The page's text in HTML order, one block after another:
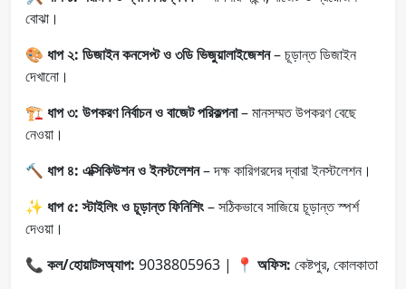
বোঝা।
🎨 ধাপ ২: ডিজাইন কনসেপ্ট ও ৩ডি ভিজুয়ালাইজেশন– চূড়ান্ত ডিজাইন
দেখানো।
🏗 ধাপ ৩: উপকরণ নির্বাচন ও বাজেট পরিকল্পনা– মানসম্মত উপকরণ বেছে
নেওয়া।
🔨 ধাপ ৪: এক্সিকিউশন ও ইনস্টলেশন– দক্ষ কারিগরদের দ্বারা ইনস্টলেশন।
✨ ধাপ ৫: স্টাইলিং ও চূড়ান্ত ফিনিশিং– সঠিকভাবে সাজিয়ে চূড়ান্ত স্পর্শ
দেওয়া।
📞 কল/হোয়াটসঅ্যাপ: 9038805963 | 📍 অফিস: কেষ্টপুর, কোলকাতা